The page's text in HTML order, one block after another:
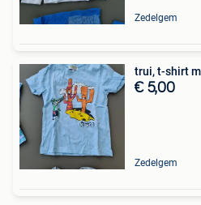
Zedelgem
trui, t-shirt
€ 5,00
Zedelgem